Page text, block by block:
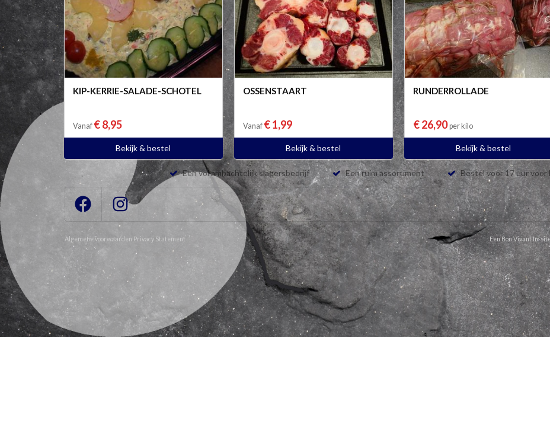
KIP-KERRIE-SALADE-SCHOTEL
Vanaf € 8,95
Bekijk & bestel
OSSENSTAART
Vanaf € 1,99
Bekijk & bestel
RUNDERROLLADE
€ 26,90per kilo
Bekijk & bestel
Een vol ambachtelijk slagersbedrijf Een ruim assortiment Bestel voor 17 uur voor
Algemene voorwaarden Privacy Statement Een Bon Vivant In-